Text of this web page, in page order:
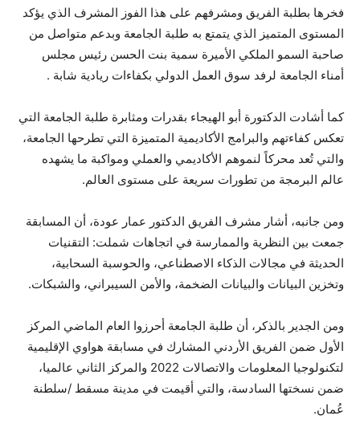
فخرها بطلبة الفريق ومشرفهم على هذا الفوز المشرف الذي يؤكد
المستوى المتميز الذي يتمتع به طلبة الجامعة وبدعم متواصل من
صاحبة السمو الملكي الأميرة سمية بنت الحسن رئيس مجلس
أمناء الجامعة لرفد سوق العمل الدولي بكفاءات ريادية شابة .
كما أشادت الدكتورة أبو الهيجاء بقدرات ومثابرة طلبة الجامعة التي
تعكس كفاءتهم والبرامج الأكاديمية المتميزة التي تطرحها الجامعة،
والتي تُعد محركاً لنموهم الأكاديمي والعملي ومواكبة ما يشهده
عالم البرمجة من تطورات سريعة على مستوى العالم.
ومن جانبه، أشار مشرف الفريق الدكتور عمار عودة، أن المسابقة
جمعت بين النظرية والممارسة في اتجاهات شملت: التقنيات
الحديثة في مجالات الذكاء الاصطناعي، والحوسبة السحابية،
وتخزين البيانات والبيانات الضخمة، والأمن السيبراني، والشبكات.
ومن الجدير بالذكر، أن طلبة الجامعة أحرزوا العام الماضي المركز
الأول ضمن الفريق الأردني المشارك في مسابقة هواوي الإقليمية
لتكنولوجيا المعلومات والاتصالات 2022 والمركز الثاني عالميا،
ضمن نسختها السادسة، والتي أقيمت في مدينة مسقط /سلطنة
عُمان.